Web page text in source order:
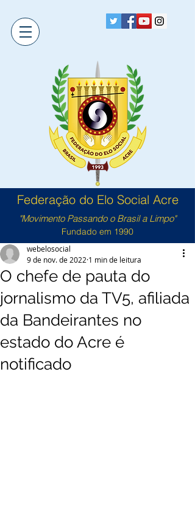
Federação do Elo Social Acre
"Movimento Passando o Brasil a Limpo"
Fundado em 1990
O chefe de pauta do
jornalismo da TV5, afiliada
da Bandeirantes no
estado do Acre é
notificado
webelosocial
9 de nov. de 2022 1 min de leitura